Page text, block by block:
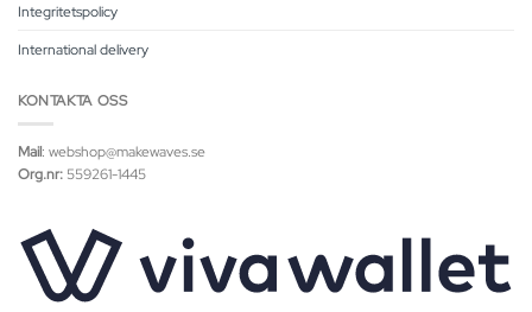
Integritetspolicy
International delivery
KONTAKTA OSS
Mail: webshop@makewaves.se
Org.nr: 559261-1445